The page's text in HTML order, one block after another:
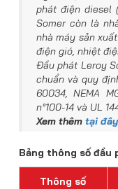
phát điện diesel
Somer còn là
nhà máy sản
điện gió, nhiệt
Đầu phát Leroy
chuẩn và quy
60034, NEMA
n°100-14 và UL
Xem thêm tại đây
Bảng thông số đầu
Thông số